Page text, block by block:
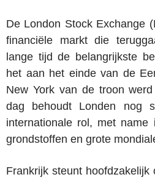
De London Stock Exchange
financiële markt die
lange tijd de belangrijkste
het aan het einde van de
New York van de troon
dag behoudt Londen nog
internationale rol, met name
grondstoffen en grote
Frankrijk steunt